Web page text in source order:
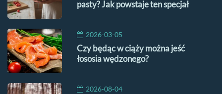
pasty? Jak powstaje ten specjał
2026-03-05
Czy będąc w ciąży można jeść
łososia wędzonego?
2026-08-04